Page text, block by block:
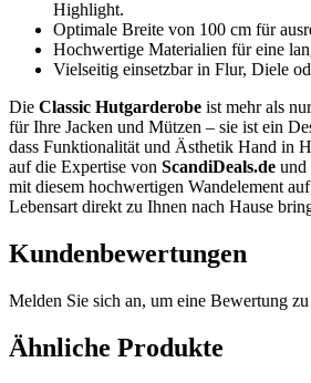
Highlight.
Optimale Breite von 100 cm für
Hochwertige Materialien für eine
Vielseitig einsetzbar in Flur, Diele
Die Classic Hutgarderobe ist mehr als
für Ihre Jacken und Mützen – sie ist ein
dass Funktionalität und Ästhetik Hand in
auf die Expertise von ScandiDeals.de und
mit diesem hochwertigen Wandelement
Lebensart direkt zu Ihnen nach Hause
Kundenbewertungen
Melden Sie sich an, um eine Bewertung zu
Ähnliche Produkte